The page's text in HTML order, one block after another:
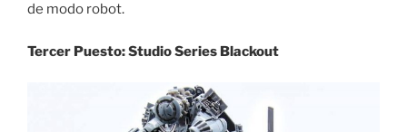
de modo robot.
Tercer Puesto: Studio Series Blackout